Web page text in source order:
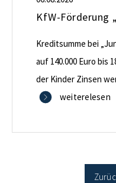
Kreditsumme bei
auf 140.000 Euro bis
der Kinder Zinsen
verbilligt: Heutiger
Antragstellende
Sanierung in
weiterelesen